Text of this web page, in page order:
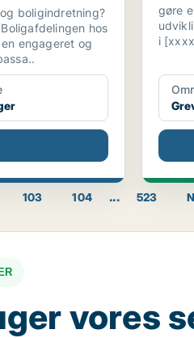
boligindretning?
hos
engageret og
gøre
i
103 104 ... 523
vores